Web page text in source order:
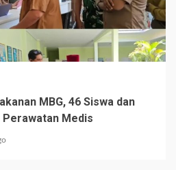
MBG, 46 Siswa dan
Perawatan Medis